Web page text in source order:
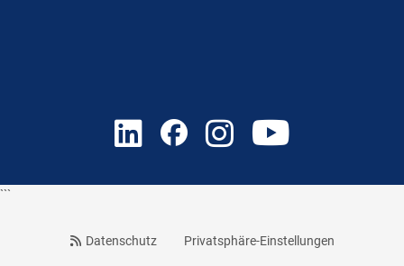
```
Datenschutz Privatsphäre-Einstellungen